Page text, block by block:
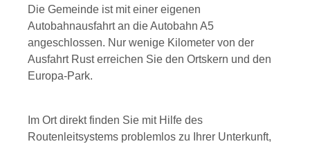
Die Gemeinde ist mit einer eigenen
Autobahnausfahrt an die Autobahn A5
angeschlossen. Nur wenige Kilometer von der
Ausfahrt Rust erreichen Sie den Ortskern und den
Europa-Park.
Im Ort direkt finden Sie mit Hilfe des
Routenleitsystems problemlos zu Ihrer Unterkunft,